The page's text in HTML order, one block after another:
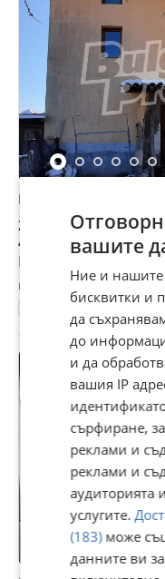
Продава КЪЩА, гр.
230 000 €
449 840,90 лв
Цената е с включен
гр. Велико Търново,
вашите
Ние и нашите
бисквитки и
да
до
и да
вашия IP
сърфиране,
реклами и
реклами и
аудиторията
услугите.
(183)може
данните ви